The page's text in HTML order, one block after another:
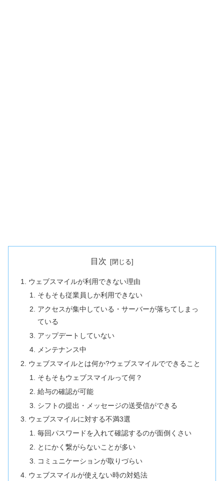
目次
ウェブスマイルが利用できない理由
そもそも従業員しか利用できない
アクセスが集中している・サーバーが落ちてしまっ
ている
アップデートしていない
メンテナンス中
ウェブスマイルとは何か?ウェブスマイルでできること
そもそもウェブスマイルって何？
給与の確認が可能
シフトの提出・メッセージの送受信ができる
ウェブスマイルに対する不満3選
毎回パスワードを入れて確認するのが面倒くさい
とにかく繋がらないことが多い
コミュニケーションが取りづらい
ウェブスマイルが使えない時の対処法